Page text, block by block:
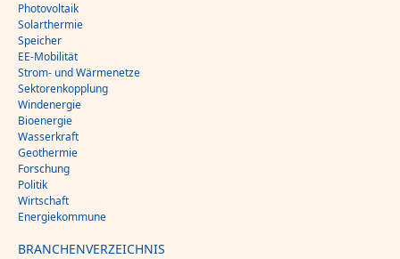
Photovoltaik
Solarthermie
Speicher
EE-Mobilität
Strom- und Wärmenetze
Sektorenkopplung
Windenergie
Bioenergie
Wasserkraft
Geothermie
Forschung
Politik
Wirtschaft
Energiekommune
BRANCHENVERZEICHNIS